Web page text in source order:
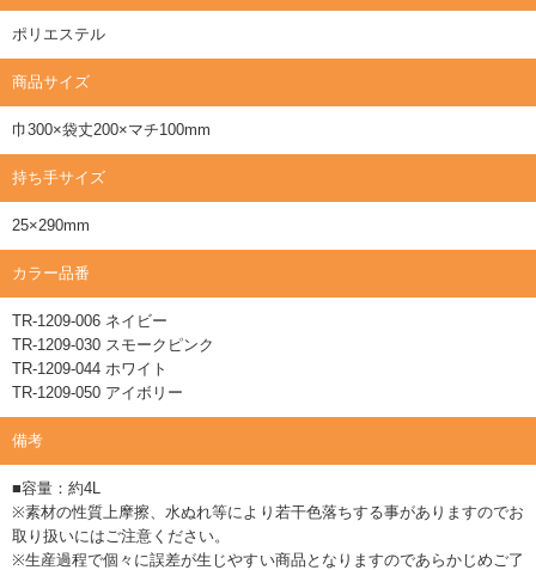
ポリエステル
商品サイズ
巾300×袋丈200×マチ100mm
持ち手サイズ
25×290mm
カラー品番
TR-1209-006 ネイビー
TR-1209-030 スモークピンク
TR-1209-044 ホワイト
TR-1209-050 アイボリー
備考
■容量：約4L
※素材の性質上摩擦、水ぬれ等により若干色落ちする事がありますのでお
取り扱いにはご注意ください。
※生産過程で個々に誤差が生じやすい商品となりますのであらかじめご了